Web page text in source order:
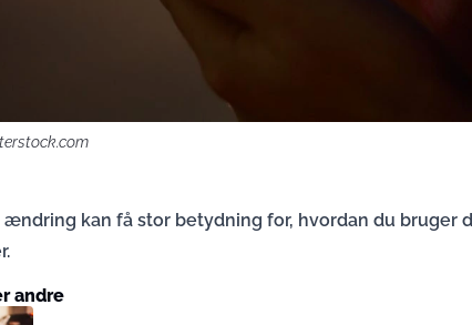
ændring kan få stor betydning for, hvordan du bruger
andre